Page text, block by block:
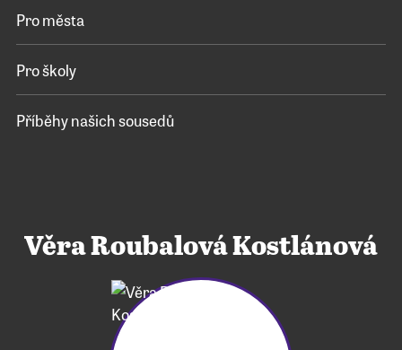
Pro města
Pro školy
Příběhy našich sousedů
Věra Roubalová Kostlánová